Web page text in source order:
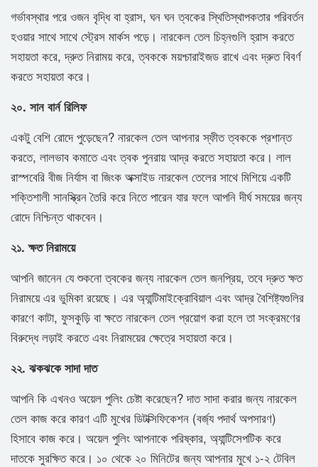
গর্ভাবস্থার পরে ওজন বৃদ্ধি বা হ্রাস, ঘন ঘন ত্বকের স্থিতিস্থাপকতার পরিবর্তন
হওয়ার সাথে সাথে স্ট্রেস মার্কস পড়ে। নারকেল তেল চিহ্নগুলি হ্রাস করতে
সহায়তা করে, দ্রুত নিরাময় করে, ত্বককে ময়শ্চারাইজড রাখে এবং দ্রুত বিবর্ণ
করতে সহায়তা করে।
২০. সান বার্ন রিলিফ
একটু বেশি রোদে পুড়েছেন? নারকেল তেল আপনার স্ফীত ত্বককে প্রশান্ত
করতে, লালভাব কমাতে এবং ত্বক পুনরায় আদ্র করতে সহায়তা করে। লাল
রাস্পবেরি বীজ নির্যাস বা জিংক অক্সাইড নারকেল তেলের সাথে মিশিয়ে একটি
শক্তিশালী সানস্ক্রিন তৈরি করে নিতে পারেন যার ফলে আপনি দীর্ঘ সময়ের জন্য
রোদে নিশ্চিন্ত থাকবেন।
২১. ক্ষত নিরাময়ে
আপনি জানেন যে শুকনো ত্বকের জন্য নারকেল তেল জনপ্রিয়, তবে দ্রুত ক্ষত
নিরাময়ে এর ভুমিকা রয়েছে। এর অ্যান্টিমাইক্রোবিয়াল এবং আদ্র বৈশিষ্ট্যগুলির
কারণে কাটা, ফুসকুড়ি বা ক্ষতে নারকেল তেল প্রয়োগ করা হলে তা সংক্রমণের
বিরুদ্ধে লড়াই করতে এবং নিরাময়ের ক্ষেত্রে সহায়তা করে।
২২. ঝকঝকে সাদা দাত
আপনি কি এখনও অয়েল পুলিং চেষ্টা করেছেন? দাত সাদা করার জন্য নারকেল
তেল কাজ করে কারণ এটি মুখের ডিটক্সিফিকেশন (বর্জ্য পদার্থ অপসারণ)
হিসাবে কাজ করে। অয়েল পুলিং আপনাকে পরিষ্কার, অ্যান্টিসেপটিক করে
দাতকে সুরক্ষিত করে। ১০ থেকে ২০ মিনিটের জন্য আপনার মুখে ১-২ টেবিল